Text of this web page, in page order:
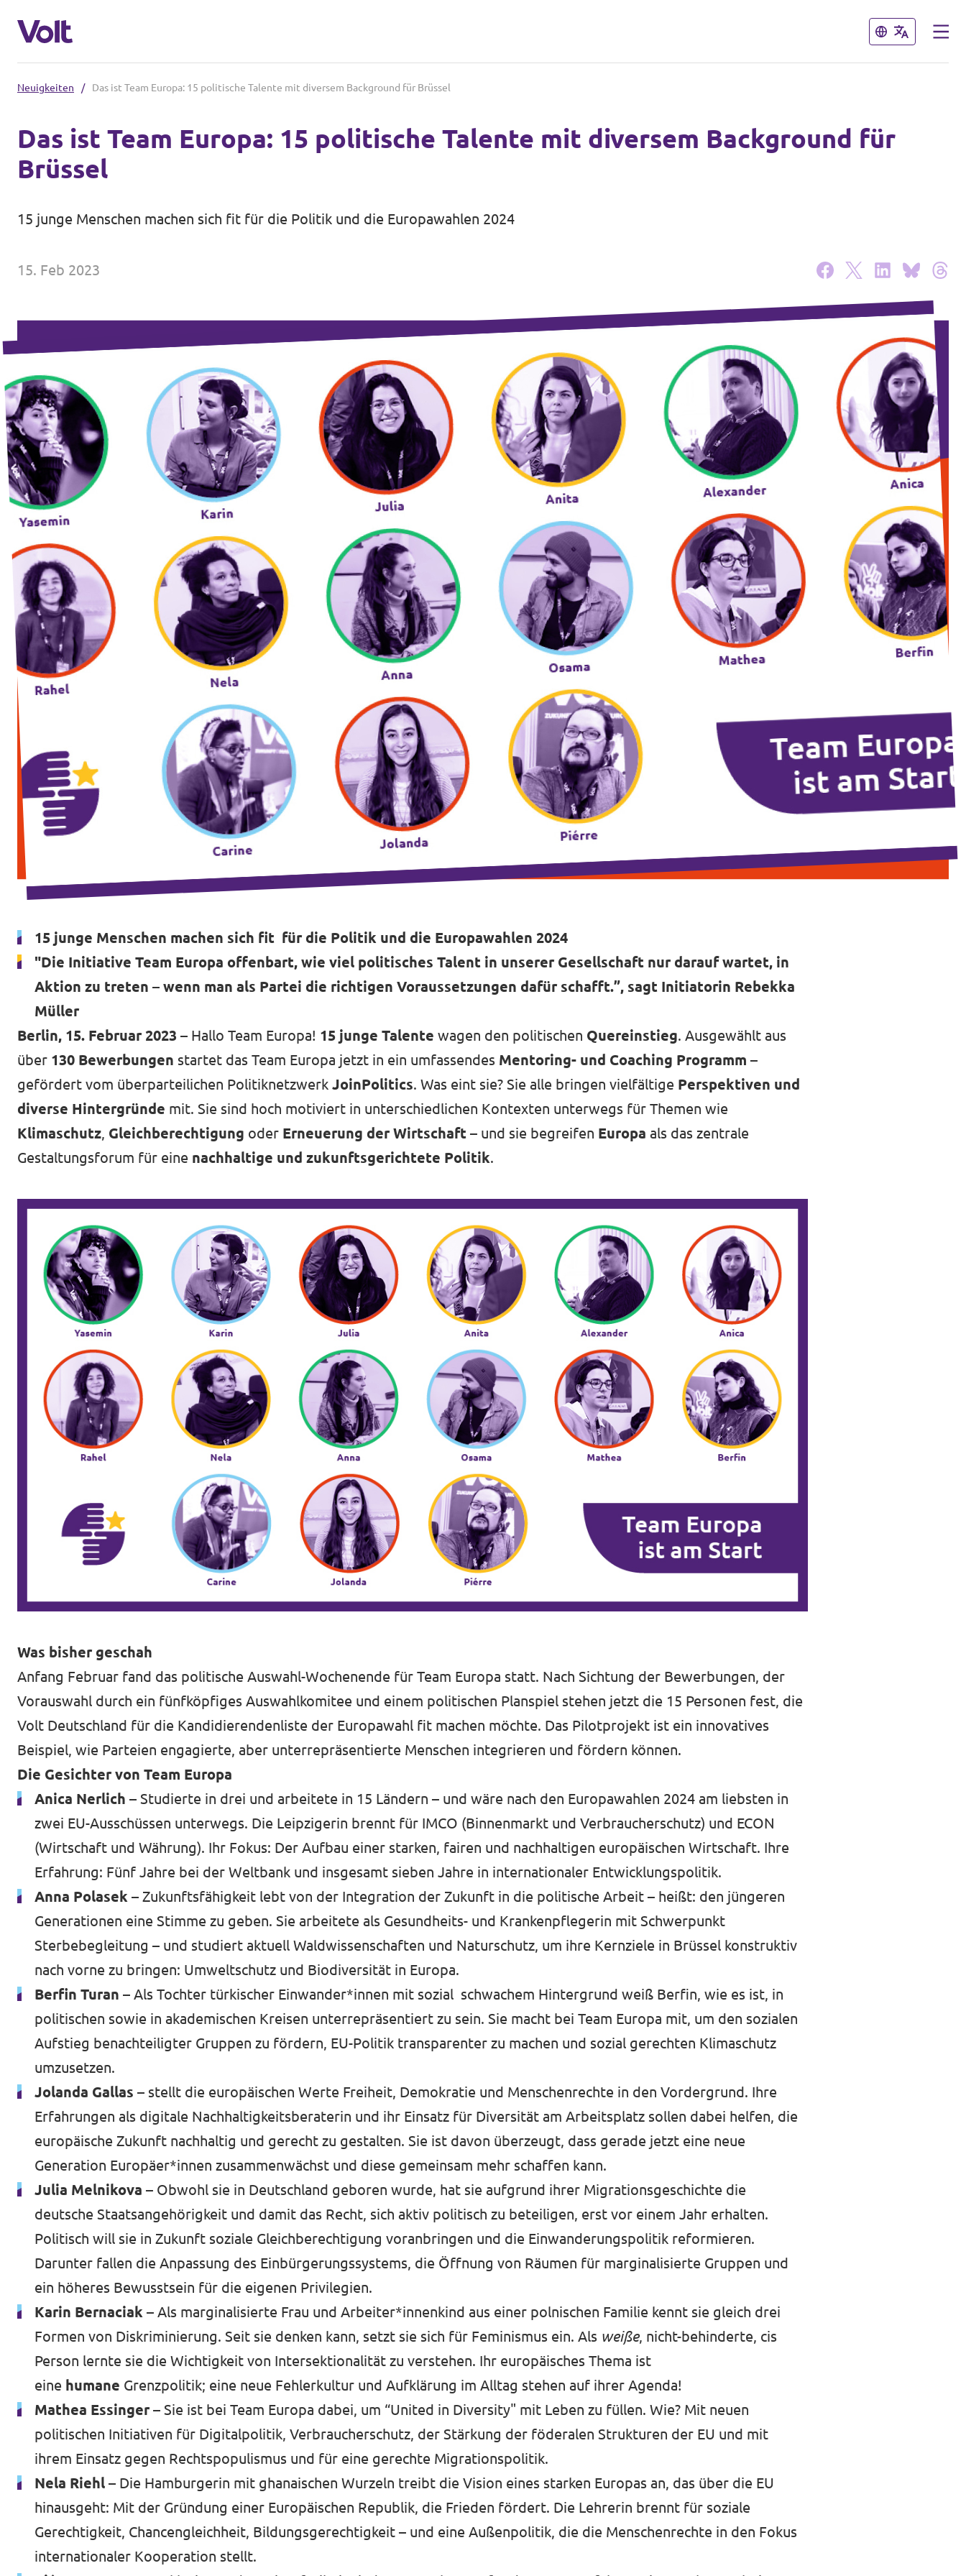
Schließen
Website von Volt NRW
Volt vor Ort in NRW
Volt in Deutschland
Volt Deutschland
Schließen
Programm
Über Volt
Unsere Events
Kontakt zu Volt Bonn
Mach mit bei Volt Bonn
Deine Spende für Volt
Werde Mitglied von Volt
Volt Bonn Newsletter
Intranet von Volt Bonn
Impressum
Datenschutz
Neuigkeiten / Das ist Team Europa: 15 politische Talente mit diversem Background für Brüssel
Das ist Team Europa: 15 politische Talente mit diversem Background für
Brüssel
15 junge Menschen machen sich fit für die Politik und die Europawahlen 2024
15. Feb 2023
15 junge Menschen machen sich fit für die Politik und die Europawahlen 2024
"Die Initiative Team Europa offenbart, wie viel politisches Talent in unserer Gesellschaft nur darauf wartet, in
Aktion zu treten – wenn man als Partei die richtigen Voraussetzungen dafür schafft.”, sagt Initiatorin Rebekka
Müller
Berlin, 15. Februar 2023 – Hallo Team Europa! 15 junge Talente wagen den politischen Quereinstieg. Ausgewählt aus
über 130 Bewerbungen startet das Team Europa jetzt in ein umfassendes Mentoring- und Coaching Programm –
gefördert vom überparteilichen Politiknetzwerk JoinPolitics. Was eint sie? Sie alle bringen vielfältige Perspektiven und
diverse Hintergründe mit. Sie sind hoch motiviert in unterschiedlichen Kontexten unterwegs für Themen wie
Klimaschutz Gleichberechtigung oder Erneuerung der Wirtschaft – und sie begreifen Europa als das zentrale
Gestaltungsforum für eine nachhaltige und zukunftsgerichtete Politik.
Was bisher geschah
Anfang Februar fand das politische Auswahl-Wochenende für Team Europa statt. Nach Sichtung der Bewerbungen, der
Vorauswahl durch ein fünfköpfiges Auswahlkomitee und einem politischen Planspiel stehen jetzt die 15 Personen fest, die
Volt Deutschland für die Kandidierendenliste der Europawahl fit machen möchte. Das Pilotprojekt ist ein innovatives
Beispiel, wie Parteien engagierte, aber unterrepräsentierte Menschen integrieren und fördern können.
Die Gesichter von Team Europa
Anica Nerlich – Studierte in drei und arbeitete in 15 Ländern – und wäre nach den Europawahlen 2024 am liebsten in
zwei EU-Ausschüssen unterwegs. Die Leipzigerin brennt für IMCO (Binnenmarkt und Verbraucherschutz) und ECON
(Wirtschaft und Währung). Ihr Fokus: Der Aufbau einer starken, fairen und nachhaltigen europäischen Wirtschaft. Ihre
Erfahrung: Fünf Jahre bei der Weltbank und insgesamt sieben Jahre in internationaler Entwicklungspolitik.
Anna Polasek – Zukunftsfähigkeit lebt von der Integration der Zukunft in die politische Arbeit – heißt: den jüngeren
Generationen eine Stimme zu geben. Sie arbeitete als Gesundheits- und Krankenpflegerin mit Schwerpunkt
Sterbebegleitung – und studiert aktuell Waldwissenschaften und Naturschutz, um ihre Kernziele in Brüssel konstruktiv
nach vorne zu bringen: Umweltschutz und Biodiversität in Europa.
Berfin Turan – Als Tochter türkischer Einwander*innen mit sozial schwachem Hintergrund weiß Berfin, wie es ist, in
politischen sowie in akademischen Kreisen unterrepräsentiert zu sein. Sie macht bei Team Europa mit, um den sozialen
Aufstieg benachteiligter Gruppen zu fördern, EU-Politik transparenter zu machen und sozial gerechten Klimaschutz
umzusetzen.
Jolanda Gallas – stellt die europäischen Werte Freiheit, Demokratie und Menschenrechte in den Vordergrund. Ihre
Erfahrungen als digitale Nachhaltigkeitsberaterin und ihr Einsatz für Diversität am Arbeitsplatz sollen dabei helfen, die
europäische Zukunft nachhaltig und gerecht zu gestalten. Sie ist davon überzeugt, dass gerade jetzt eine neue
Generation Europäer*innen zusammenwächst und diese gemeinsam mehr schaffen kann.
Julia Melnikova – Obwohl sie in Deutschland geboren wurde, hat sie aufgrund ihrer Migrationsgeschichte die
deutsche Staatsangehörigkeit und damit das Recht, sich aktiv politisch zu beteiligen, erst vor einem Jahr erhalten.
Politisch will sie in Zukunft soziale Gleichberechtigung voranbringen und die Einwanderungspolitik reformieren.
Darunter fallen die Anpassung des Einbürgerungssystems, die Öffnung von Räumen für marginalisierte Gruppen und
ein höheres Bewusstsein für die eigenen Privilegien.
Karin Bernaciak – Als marginalisierte Frau und Arbeiter*innenkind aus einer polnischen Familie kennt sie gleich drei
Formen von Diskriminierung. Seit sie denken kann, setzt sie sich für Feminismus ein. Als weiße, nicht-behinderte, cis
Person lernte sie die Wichtigkeit von Intersektionalität zu verstehen. Ihr europäisches Thema ist
eine humane Grenzpolitik; eine neue Fehlerkultur und Aufklärung im Alltag stehen auf ihrer Agenda!
Mathea Essinger – Sie ist bei Team Europa dabei, um “United in Diversity" mit Leben zu füllen. Wie? Mit neuen
politischen Initiativen für Digitalpolitik, Verbraucherschutz, der Stärkung der föderalen Strukturen der EU und mit
ihrem Einsatz gegen Rechtspopulismus und für eine gerechte Migrationspolitik.
Nela Riehl – Die Hamburgerin mit ghanaischen Wurzeln treibt die Vision eines starken Europas an, das über die EU
hinausgeht: Mit der Gründung einer Europäischen Republik, die Frieden fördert. Die Lehrerin brennt für soziale
Gerechtigkeit, Chancengleichheit, Bildungsgerechtigkeit – und eine Außenpolitik, die die Menschenrechte in den Fokus
internationaler Kooperation stellt.